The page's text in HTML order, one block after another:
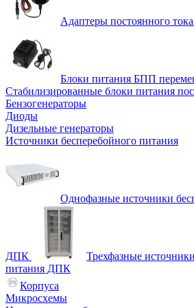
Адаптеры постоянного
Блоки питания БПП
Стабилизированные блоки питания
Бензогенераторы
Диоды
Дизельные генераторы
Источники бесперебойного питания
Однофазные источники
ДПК
Трехфазные
питания ДПК
Корпуса
Микросхемы